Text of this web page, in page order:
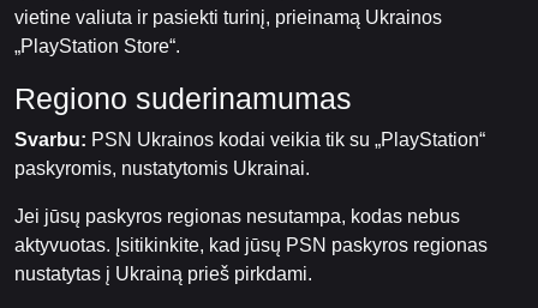
vietine valiuta ir pasiekti turinį, prieinamą Ukrainos
„PlayStation Store“.
Regiono suderinamumas
Svarbu: PSN Ukrainos kodai veikia tik su „PlayStation“
paskyromis, nustatytomis Ukrainai.
Jei jūsų paskyros regionas nesutampa, kodas nebus
aktyvuotas. Įsitikinkite, kad jūsų PSN paskyros regionas
nustatytas į Ukrainą prieš pirkdami.